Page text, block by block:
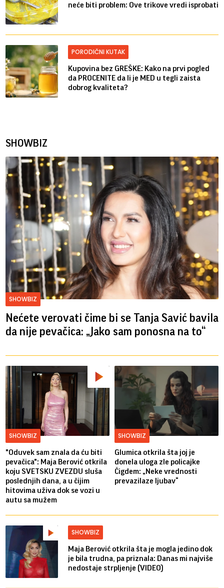
neće biti problem: Ove trikove vredi isprobati
PORODIČNI KUTAK
Kupovina bez GREŠKE: Kako na prvi pogled
da PROCENITE da li je MED u tegli zaista
dobrog kvaliteta?
SHOWBIZ
SHOWBIZ
Nećete verovati čime bi se Tanja Savić bavila
da nije pevačica: „Jako sam ponosna na to“
SHOWBIZ
"Oduvek sam znala da ću biti
pevačica": Maja Berović otkrila
koju SVETSKU ZVEZDU sluša
poslednjih dana, a u čijim
hitovima uživa dok se vozi u
autu sa mužem
SHOWBIZ
Glumica otkrila šta joj je
donela uloga zle policajke
Čigdem: „Neke vrednosti
prevazilaze ljubav“
SHOWBIZ
Maja Berović otkrila šta je mogla jedino dok
je bila trudna, pa priznala: Danas mi najviše
nedostaje strpljenje (VIDEO)